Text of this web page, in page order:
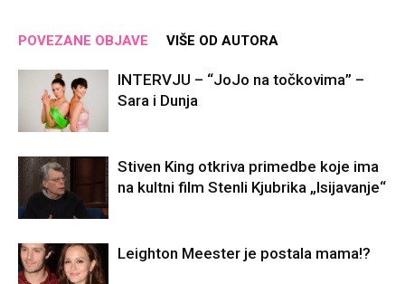
POVEZANE OBJAVE VIŠE OD AUTORA
INTERVJU – “JoJo na točkovima” –
Sara i Dunja
Stiven King otkriva primedbe koje ima
na kultni film Stenli Kjubrika „Isijavanje“
Leighton Meester je postala mama!?